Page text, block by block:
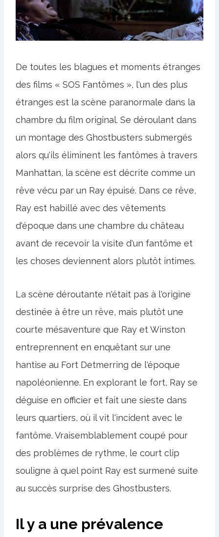
De toutes les blagues et moments étranges
des films « SOS Fantômes », l'un des plus
étranges est la scène paranormale dans la
chambre du film original. Se déroulant dans
un montage des Ghostbusters submergés
alors qu'ils éliminent les fantômes à travers
Manhattan, la scène est décrite comme un
rêve vécu par un Ray épuisé. Dans ce rêve,
Ray est habillé avec des vêtements
d'époque dans une chambre du château
avant de recevoir la visite d'un fantôme et
les choses deviennent alors plutôt intimes.
La scène déroutante n'était pas à l'origine
destinée à être un rêve, mais plutôt une
courte mésaventure que Ray et Winston
entreprennent en enquêtant sur une
hantise au Fort Detmerring de l'époque
napoléonienne. En explorant le fort, Ray se
déguise en officier et fait une sieste dans
leurs quartiers, où il vit l'incident avec le
fantôme. Vraisemblablement coupé pour
des problèmes de rythme, le court clip
souligne à quel point Ray est surmené suite
au succès surprise des Ghostbusters.
Il y a une prévalence